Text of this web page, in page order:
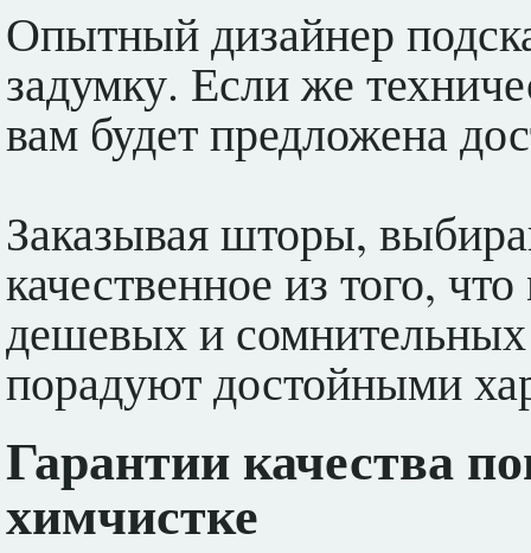
Опытный дизайнер
задумку. Если же
вам будет предложена
Заказывая шторы,
качественное из того,
дешевых и
порадуют достойными
Гарантии качества
химчистке